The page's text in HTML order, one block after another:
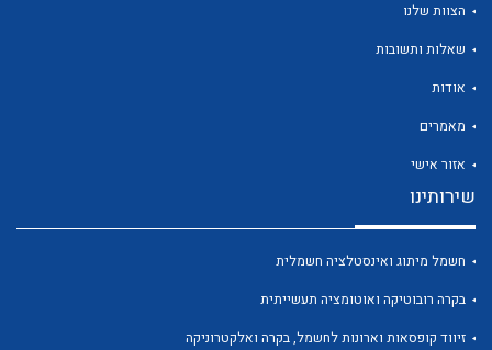
הצוות שלנו
שאלות ותשובות
אודות
מאמרים
אזור אישי
שירותינו
חשמל מיתוג ואינסטלציה חשמלית
בקרה רובוטיקה ואוטומציה תעשייתית
זיווד קופסאות וארונות לחשמל, בקרה ואלקטרוניקה